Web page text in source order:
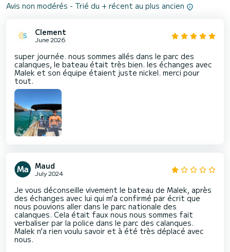
Avis non modérés - Trié du + récent au plus ancien
Clement
June 2026
super journée. nous sommes allés dans le parc des
calanques, le bateau était très bien. les échanges avec
Malek et son équipe étaient juste nickel. merci pour
tout.
Maud
July 2024
Je vous déconseille vivement le bateau de Malek, après
des échanges avec lui qui m’a confirmé par écrit que
nous pouvions aller dans le parc nationale des
calanques. Cela était faux nous nous sommes fait
verbaliser par la police dans le parc des calanques.
Malek n’a rien voulu savoir et à été très déplacé avec
nous.